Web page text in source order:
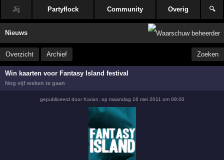
Jij Partyflock Community Overig 🔍
Nieuws
Overzicht Archief Zoeken
Win kaarten voor Fantasy Island festival
Nog vijf weken te gaan
gepubliceerd door Karian op maandag 16 mei 2011 om 09:00